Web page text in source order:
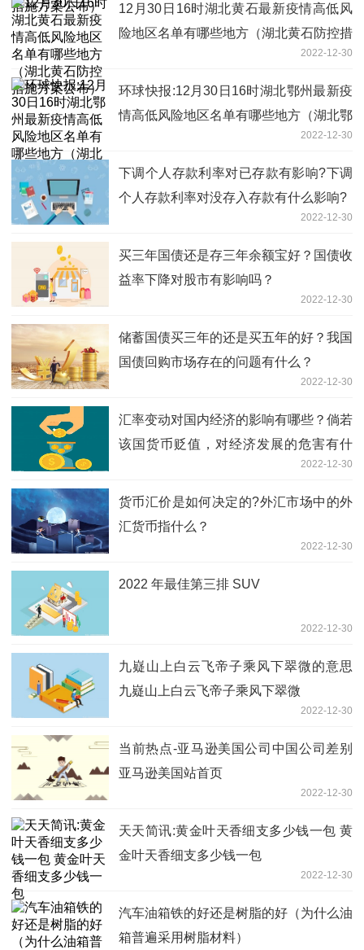
12月30日16时湖北黄石最新疫情高低风
险地区名单有哪些地方（湖北黄石防控措
2022-12-30
环球快报:12月30日16时湖北鄂州最新疫
情高低风险地区名单有哪些地方（湖北鄂
2022-12-30
下调个人存款利率对已存款有影响?下调
个人存款利率对没存入存款有什么影响?
2022-12-30
买三年国债还是存三年余额宝好？国债收
益率下降对股市有影响吗？
2022-12-30
储蓄国债买三年的还是买五年的好？我国
国债回购市场存在的问题有什么？
2022-12-30
汇率变动对国内经济的影响有哪些？倘若
该国货币贬值，对经济发展的危害有什
2022-12-30
货币汇价是如何决定的?外汇市场中的外
汇货币指什么？
2022-12-30
2022 年最佳第三排 SUV
2022-12-30
九嶷山上白云飞帝子乘风下翠微的意思
九嶷山上白云飞帝子乘风下翠微
2022-12-30
当前热点-亚马逊美国公司中国公司差别
亚马逊美国站首页
2022-12-30
天天简讯:黄金叶天香细支多少钱一包 黄
金叶天香细支多少钱一包
2022-12-30
汽车油箱铁的好还是树脂的好（为什么油
箱普遍采用树脂材料）